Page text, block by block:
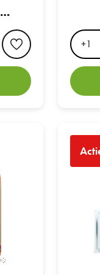
favorite button